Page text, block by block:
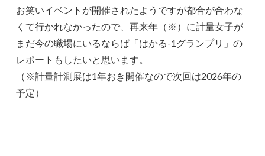
お笑いイベントが開催されたようですが都合が合わな
くて行かれなかったので、再来年（※）に計量女子が
まだ今の職場にいるならば「はかる-1グランプリ」の
レポートもしたいと思います。
（※計量計測展は1年おき開催なので次回は2026年の
予定）